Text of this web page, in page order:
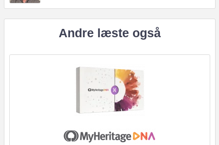
Andre læste også